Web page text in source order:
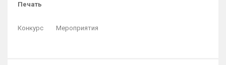
Печать
Конкурс Мероприятия